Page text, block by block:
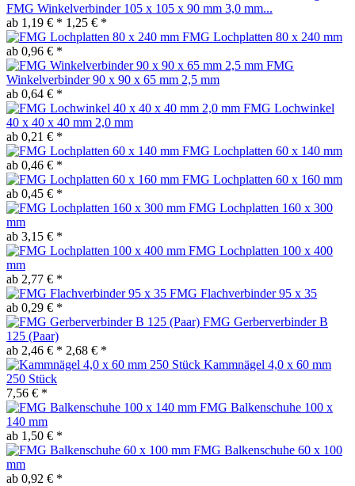
FMG Winkelverbinder 105 x 105 x 90 mm 3,0 mm...
ab 1,19 € * 1,25 € *
FMG Lochplatten 80 x 240 mm
ab 0,96 € *
FMG
Winkelverbinder 90 x 90 x 65 mm 2,5 mm
ab 0,64 € *
FMG Lochwinkel
40 x 40 x 40 mm 2,0 mm
ab 0,21 € *
FMG Lochplatten 60 x 140 mm
ab 0,46 € *
FMG Lochplatten 60 x 160 mm
ab 0,45 € *
FMG Lochplatten 160 x 300
mm
ab 3,15 € *
FMG Lochplatten 100 x 400
mm
ab 2,77 € *
FMG Flachverbinder 95 x 35
ab 0,29 € *
FMG Gerberverbinder B
125 (Paar)
ab 2,46 € * 2,68 € *
Kammnägel 4,0 x 60 mm
250 Stück
7,56 € *
FMG Balkenschuhe 100 x
140 mm
ab 1,50 € *
FMG Balkenschuhe 60 x 100
mm
ab 0,92 € *